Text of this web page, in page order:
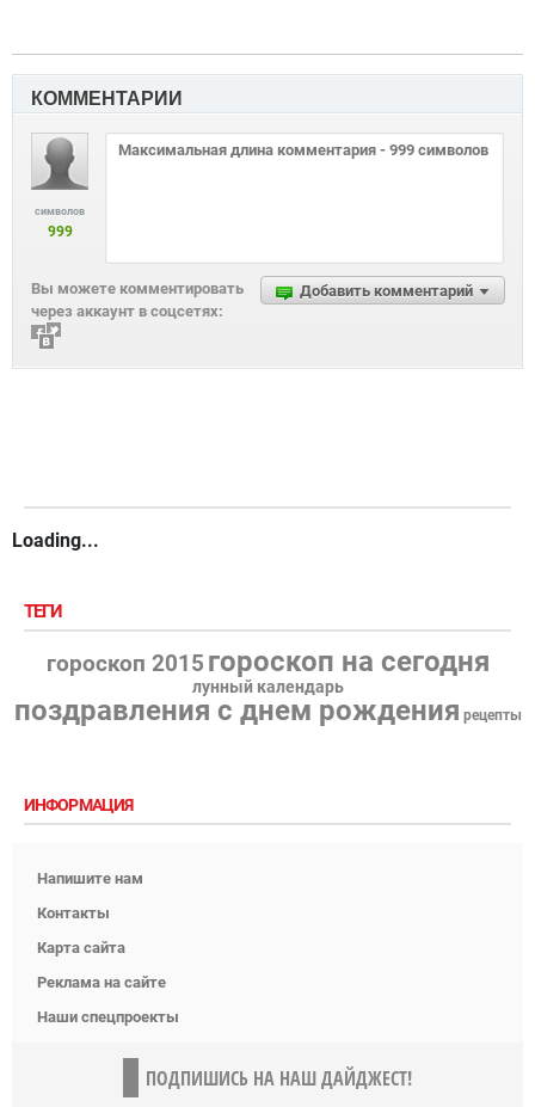
КОММЕНТАРИИ
символов
999
Добавить комментарий
Вы можете комментировать
через аккаунт в соцсетях:
Loading...
ТЕГИ
гороскоп 2015 гороскоп на сегодня
лунный календарь
поздравления с днем рождения рецепты
ИНФОРМАЦИЯ
Напишите нам
Контакты
Карта сайта
Реклама на сайте
Наши спецпроекты
ПОДПИШИСЬ НА НАШ ДАЙДЖЕСТ!